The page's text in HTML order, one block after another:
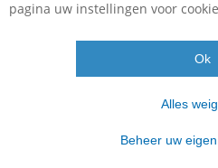
Beoordeling :7,8 / 10
beoordelingen
info@vannood.nl
pagina uw instellingen voor
Beheer uw
Alles
Ok